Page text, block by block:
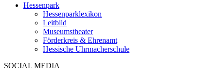
Hessenpark
Hessenparklexikon
Leitbild
Museumstheater
Förderkreis & Ehrenamt
Hessische Uhrmacherschule
SOCIAL MEDIA